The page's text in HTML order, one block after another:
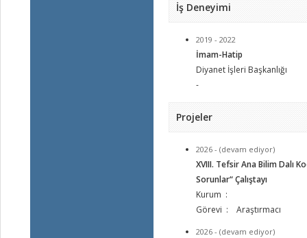
İş Deneyimi
2019 - 2022
İmam-Hatip
Diyanet İşleri Başkanlığı
-
Projeler
2026 - (devam ediyor)
XVIII. Tefsir Ana Bilim Dalı
Sorunlar“ Çalıştayı
Kurum :
Görevi : Araştırmacı
2026 - (devam ediyor)